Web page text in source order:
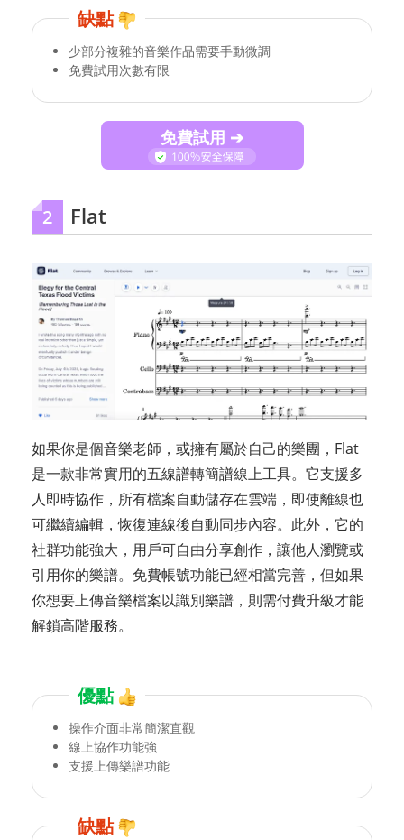
缺點
少部分複雜的音樂作品需要手動微調
免費試用次數有限
免費試用 ➔
2 Flat
如果你是個音樂老師，或擁有屬於自己的樂團，Flat
是一款非常實用的五線譜轉簡譜線上工具。它支援多
人即時協作，所有檔案自動儲存在雲端，即使離線也
可繼續編輯，恢復連線後自動同步內容。此外，它的
社群功能強大，用戶可自由分享創作，讓他人瀏覽或
引用你的樂譜。免費帳號功能已經相當完善，但如果
你想要上傳音樂檔案以識別樂譜，則需付費升級才能
解鎖高階服務。
優點
操作介面非常簡潔直觀
線上協作功能強
支援上傳樂譜功能
缺點